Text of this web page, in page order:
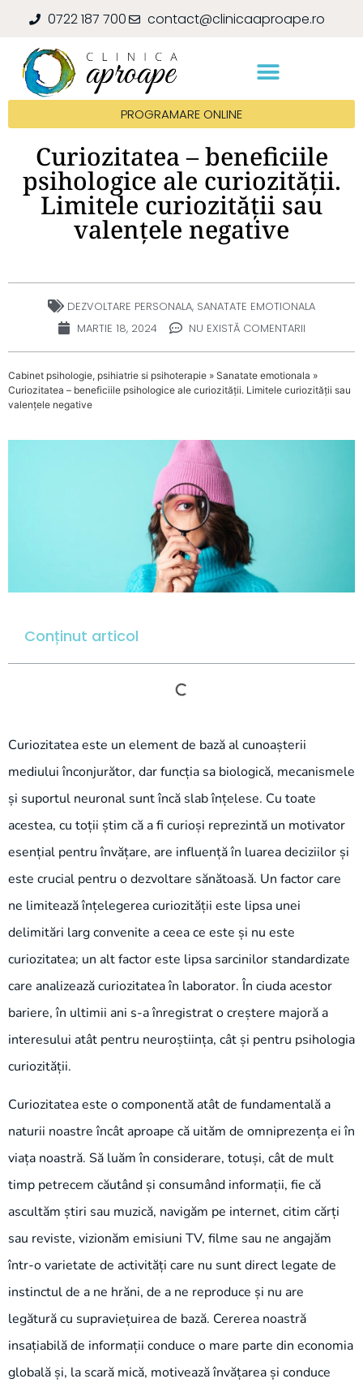
0722 187 700 contact@clinicaaproape.ro
PROGRAMARE ONLINE
Curiozitatea – beneficiile
psihologice ale curiozității.
Limitele curiozității sau
valențele negative
DEZVOLTARE PERSONALA, SANATATE EMOTIONALA
MARTIE 18, 2024
NU EXISTĂ COMENTARII
Cabinet psihologie, psihiatrie si psihoterapie » Sanatate emotionala »
Curiozitatea – beneficiile psihologice ale curiozității. Limitele curiozității sau
valențele negative
Conținut articol
Curiozitatea este un element de bază al cunoașterii
mediului înconjurător, dar funcția sa biologică, mecanismele
și suportul neuronal sunt încă slab înțelese. Cu toate
acestea, cu toții știm că a fi curioși reprezintă un motivator
esențial pentru învățare, are influență în luarea deciziilor și
este crucial pentru o dezvoltare sănătoasă. Un factor care
ne limitează înțelegerea curiozității este lipsa unei
delimitări larg convenite a ceea ce este și nu este
curiozitatea; un alt factor este lipsa sarcinilor standardizate
care analizează curiozitatea în laborator. În ciuda acestor
bariere, în ultimii ani s-a înregistrat o creștere majoră a
interesului atât pentru neuroștiința, cât și pentru psihologia
curiozității.
Curiozitatea este o componentă atât de fundamentală a
naturii noastre încât aproape că uităm de omniprezența ei în
viața noastră. Să luăm în considerare, totuși, cât de mult
timp petrecem căutând și consumând informații, fie că
ascultăm știri sau muzică, navigăm pe internet, citim cărți
sau reviste, vizionăm emisiuni TV, filme sau ne angajăm
într-o varietate de activități care nu sunt direct legate de
instinctul de a ne hrăni, de a ne reproduce și nu are
legătură cu supraviețuirea de bază. Cererea noastră
insațiabilă de informații conduce o mare parte din economia
globală și, la scară mică, motivează învățarea și conduce